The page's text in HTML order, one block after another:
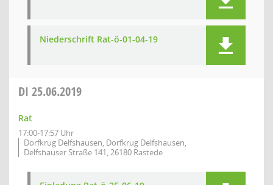
Niederschrift Rat-ö-01-04-19
DI 25.06.2019
Rat
17:00-17:57 Uhr
Dorfkrug Delfshausen, Dorfkrug Delfshausen,
Delfshauser Straße 141, 26180 Rastede